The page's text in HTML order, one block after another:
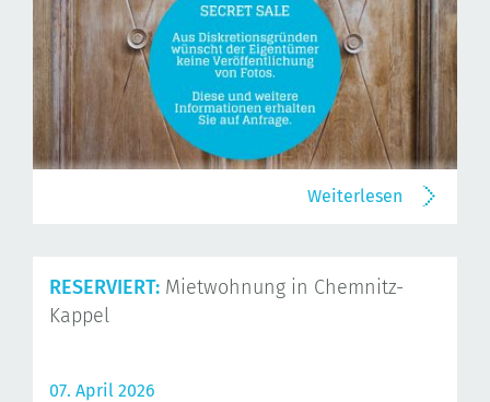
Weiterlesen
RESERVIERT: Mietwohnung in Chemnitz-
Kappel
07. April 2026